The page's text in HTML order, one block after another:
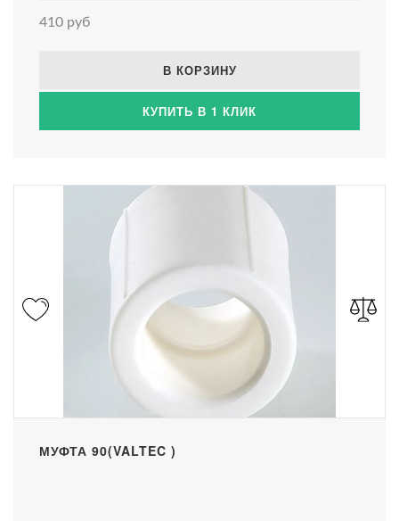
410 руб
В КОРЗИНУ
КУПИТЬ В 1 КЛИК
МУФТА 90(VALTEC )